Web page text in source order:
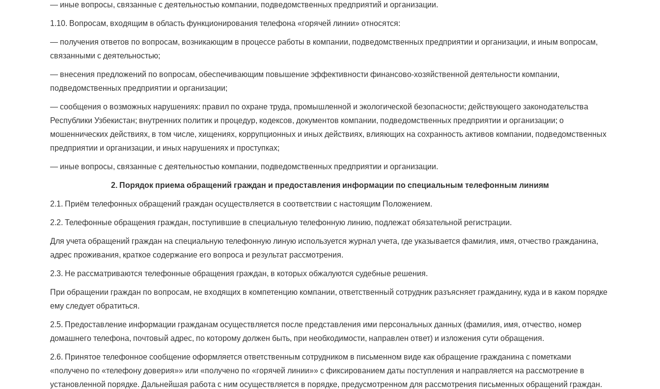
— иные вопросы, связанные с деятельностью компании, подведомственных предприятий и организации.
1.10. Вопросам, входящим в область функционирования телефона «горячей линии» относятся:
— получения ответов по вопросам, возникающим в процессе работы в компании, подведомственных предприятии и организации, и иным вопросам,
связанными с деятельностью;
— внесения предложений по вопросам, обеспечивающим повышение эффективности финансово-хозяйственной деятельности компании,
подведомственных предприятии и организации;
— сообщения о возможных нарушениях: правил по охране труда, промышленной и экологической безопасности; действующего законодательства
Республики Узбекистан; внутренних политик и процедур, кодексов, документов компании, подведомственных предприятии и организации; о
мошеннических действиях, в том числе, хищениях, коррупционных и иных действиях, влияющих на сохранность активов компании, подведомственных
предприятии и организации, и иных нарушениях и проступках;
— иные вопросы, связанные с деятельностью компании, подведомственных предприятии и организации.
2. Порядок приема обращений граждан и предоставления информации по специальным телефонным линиям
2.1. Приём телефонных обращений граждан осуществляется в соответствии с настоящим Положением.
2.2. Телефонные обращения граждан, поступившие в специальную телефонную линию, подлежат обязательной регистрации.
Для учета обращений граждан на специальную телефонную линую используется журнал учета, где указывается фамилия, имя, отчество гражданина,
адрес проживания, краткое содержание его вопроса и результат рассмотрения.
2.3. Не рассматриваются телефонные обращения граждан, в которых обжалуются судебные решения.
При обращении граждан по вопросам, не входящих в компетенцию компании, ответственный сотрудник разъясняет гражданину, куда и в каком порядке
ему следует обратиться.
2.5. Предоставление информации гражданам осуществляется после представления ими персональных данных (фамилия, имя, отчество, номер
домашнего телефона, почтовый адрес, по которому должен быть, при необходимости, направлен ответ) и изложения сути обращения.
2.6. Принятое телефонное сообщение оформляется ответственным сотрудником в письменном виде как обращение гражданина с пометками
«получено по «телефону доверия»» или «получено по «горячей линии»» с фиксированием даты поступления и направляется на рассмотрение в
установленной порядке. Дальнейшая работа с ним осуществляется в порядке, предусмотренном для рассмотрения письменных обращений граждан.